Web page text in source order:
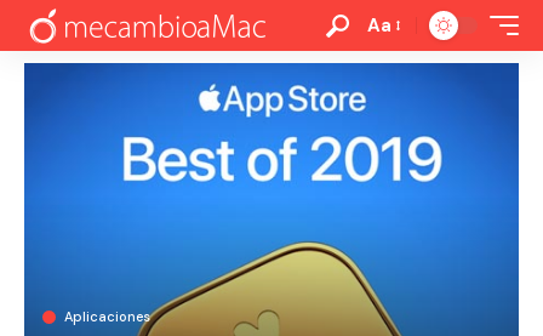
Aa
Aplicaciones